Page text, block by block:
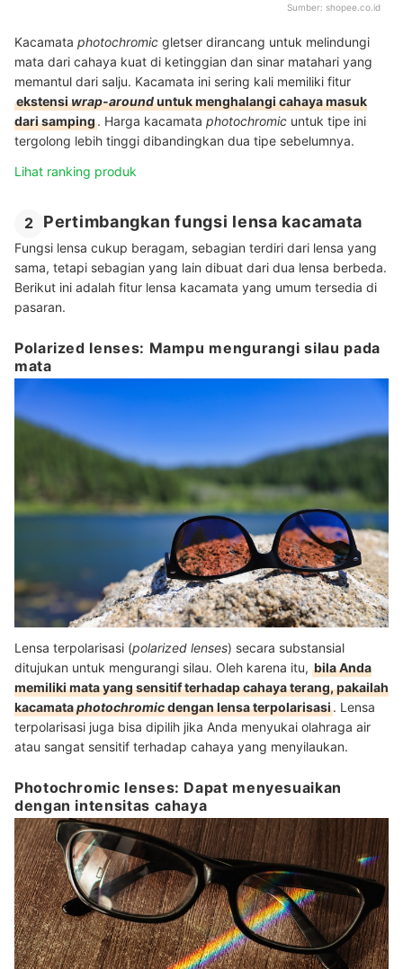
Sumber: shopee.co.id
Kacamata photochromic gletser dirancang untuk melindungi
mata dari cahaya kuat di ketinggian dan sinar matahari yang
memantul dari salju. Kacamata ini sering kali memiliki fitur
ekstensiwrap-arounduntuk menghalangi cahaya masuk
dari samping. Harga kacamata photochromic untuk tipe ini
tergolong lebih tinggi dibandingkan dua tipe sebelumnya.
Lihat ranking produk
2 Pertimbangkan fungsi lensa kacamata
Fungsi lensa cukup beragam, sebagian terdiri dari lensa yang
sama, tetapi sebagian yang lain dibuat dari dua lensa berbeda.
Berikut ini adalah fitur lensa kacamata yang umum tersedia di
pasaran.
Polarized lenses: Mampu mengurangi silau pada
mata
Lensa terpolarisasi (polarized lenses) secara substansial
ditujukan untuk mengurangi silau. Oleh karena itu, bila Anda
memiliki mata yang sensitif terhadap cahaya terang, pakailah
kacamataphotochromicdengan lensa terpolarisasi. Lensa
terpolarisasi juga bisa dipilih jika Anda menyukai olahraga air
atau sangat sensitif terhadap cahaya yang menyilaukan.
Photochromic lenses: Dapat menyesuaikan
dengan intensitas cahaya